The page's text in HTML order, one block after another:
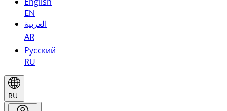
EN
العربية
AR
Русский
RU
RU